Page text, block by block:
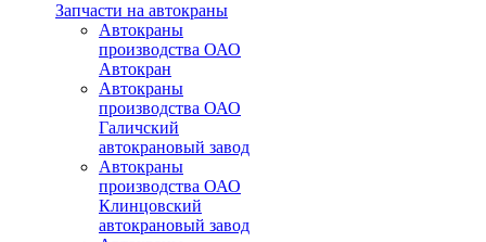
Запчасти на автокраны
Автокраны
производства ОАО
Автокран
Автокраны
производства ОАО
Галичский
автокрановый завод
Автокраны
производства ОАО
Клинцовский
автокрановый завод